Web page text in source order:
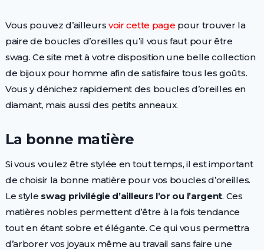
Vous pouvez d’ailleurs voir cette page pour trouver la
paire de boucles d’oreilles qu’il vous faut pour être
swag. Ce site met à votre disposition une belle collection
de bijoux pour homme afin de satisfaire tous les goûts.
Vous y dénichez rapidement des boucles d’oreilles en
diamant, mais aussi des petits anneaux.
La bonne matière
Si vous voulez être stylée en tout temps, il est important
de choisir la bonne matière pour vos boucles d’oreilles.
Le style swag privilégie d’ailleurs l’or ou l’argent. Ces
matières nobles permettent d’être à la fois tendance
tout en étant sobre et élégante. Ce qui vous permettra
d’arborer vos joyaux même au travail sans faire une